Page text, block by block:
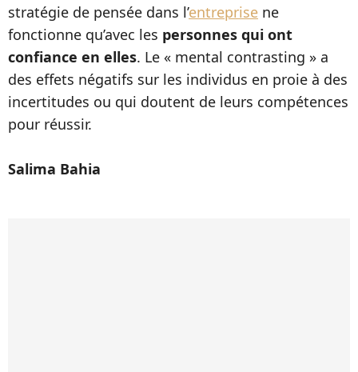
stratégie de pensée dans l’entreprise ne
fonctionne qu’avec les personnes qui ont
confiance en elles. Le « mental contrasting » a
des effets négatifs sur les individus en proie à des
incertitudes ou qui doutent de leurs compétences
pour réussir.
Salima Bahia